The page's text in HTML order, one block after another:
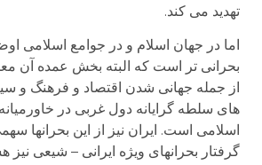
تهدید می کند.
اما در جهان اسلام و در جوامع اسلامی
بحرانی تر است که البته بخش عمده آن
از جمله جهانی شدن اقتصاد و فرهنگ و
های سلطه گرایانه دول غربی در
اسلامی است. ایران نیز از این بحرانها
گرفتار بحرانهای ویژه ایرانی – شیعی